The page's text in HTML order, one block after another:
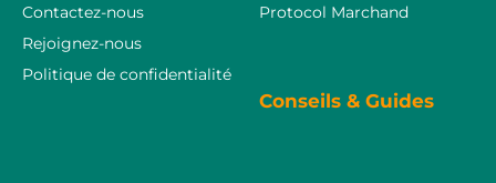
Contactez-nous
Rejoignez-nous
Politique de confidentialité
Protocol Marchand
Conseils & Guides